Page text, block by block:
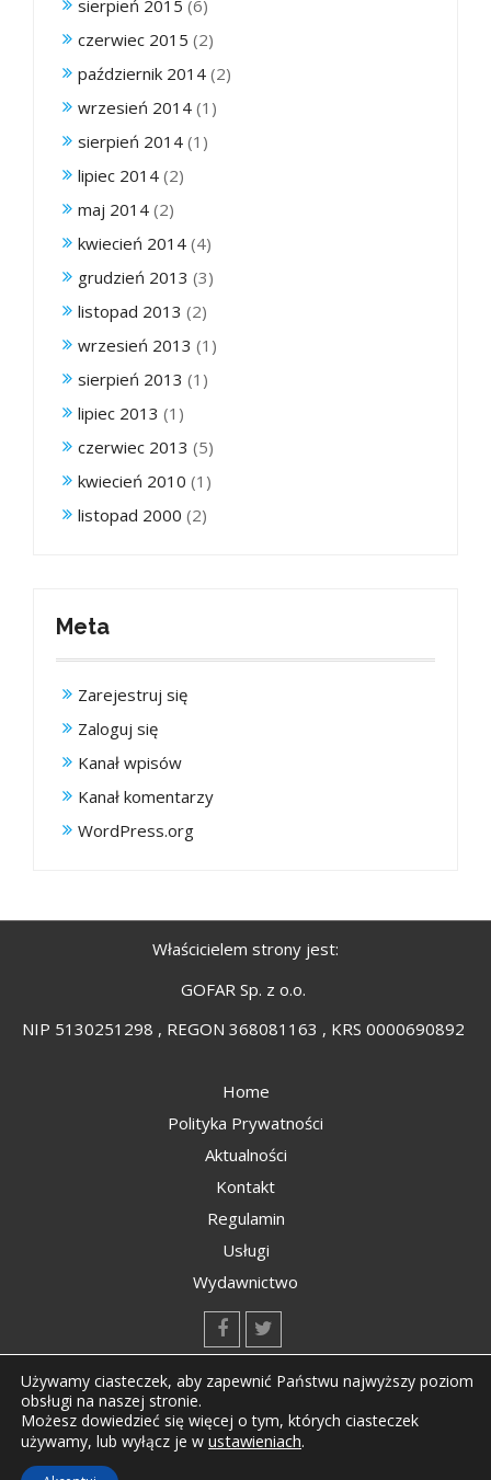
sierpień 2015 (6)
czerwiec 2015 (2)
październik 2014 (2)
wrzesień 2014 (1)
sierpień 2014 (1)
lipiec 2014 (2)
maj 2014 (2)
kwiecień 2014 (4)
grudzień 2013 (3)
listopad 2013 (2)
wrzesień 2013 (1)
sierpień 2013 (1)
lipiec 2013 (1)
czerwiec 2013 (5)
kwiecień 2010 (1)
listopad 2000 (2)
Meta
Zarejestruj się
Zaloguj się
Kanał wpisów
Kanał komentarzy
WordPress.org
Właścicielem strony jest:
GOFAR Sp. z o.o.
NIP 5130251298 , REGON 368081163 , KRS 0000690892
Home
Polityka Prywatności
Aktualności
Kontakt
Regulamin
Usługi
Wydawnictwo
Używamy ciasteczek, aby zapewnić Państwu najwyższy poziom
obsługi na naszej stronie.
Możesz dowiedzieć się więcej o tym, których ciasteczek
używamy, lub wyłącz je w ustawieniach.